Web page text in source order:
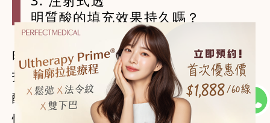
明質酸的填充效果持久嗎？
由於注射式的透明質酸能夠將玻尿酸分子直接
打至真皮層，加上可以使用較大分子的玻尿
酸，因此攜水力和持久度都會相對較好。一般
情況下，打至真皮層下的透明質酸，大約可維